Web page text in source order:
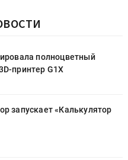
полноцветный
принтер G1X
запускает «Калькулятор